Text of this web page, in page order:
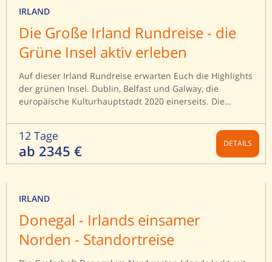
IRLAND
Die Große Irland Rundreise - die
Grüne Insel aktiv erleben
Auf dieser Irland Rundreise erwarten Euch die Highlights
der grünen Insel. Dublin, Belfast und Galway, die
europäische Kulturhauptstadt 2020 einerseits. Die
andererseits. Zudem vereint diese Wanderreise herrliche
Landschaften wie die Connemara und den Burren, den
Ring of Kerry. Immer wieder begegnen uns
beeindruckende Kultstätten aus der Steinzeit, keltische
Rundreise besuchen wir die wichtigsten historischen
Stätten und durchqueren auf kurzen Wanderungen
traumhafte Landschaften, die man nur ungern wieder
verlassen möchte.
12 Tage
ab 2345 € DETAILS
IRLAND
Donegal - Irlands einsamer
Norden - Standortreise